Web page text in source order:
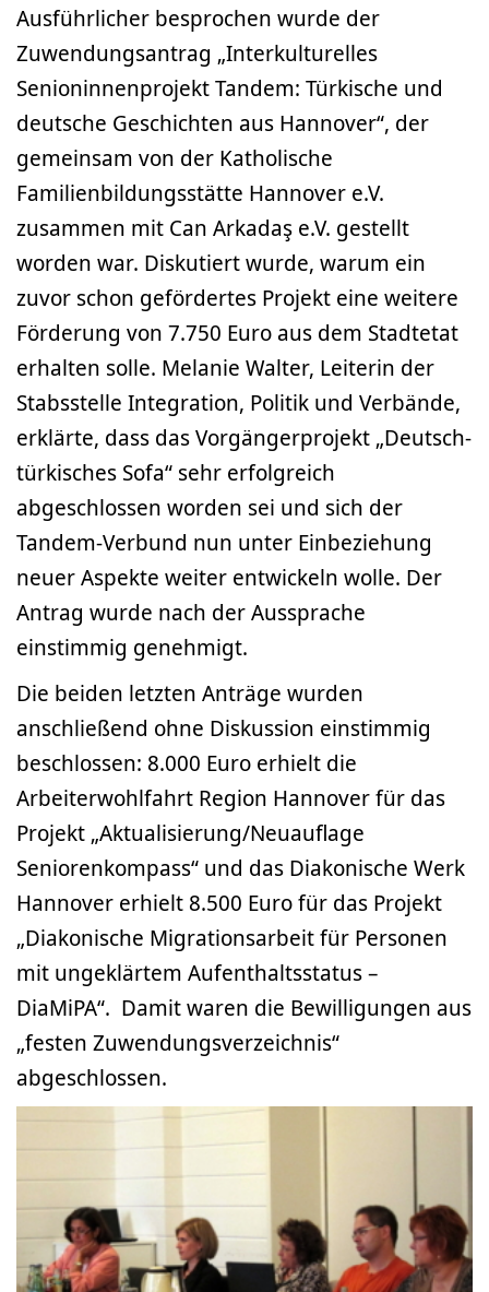
Ausführlicher besprochen wurde der
Zuwendungsantrag „Interkulturelles
Senioninnenprojekt Tandem: Türkische und
deutsche Geschichten aus Hannover“, der
gemeinsam von der Katholische
Familienbildungsstätte Hannover e.V.
zusammen mit Can Arkadaş e.V. gestellt
worden war. Diskutiert wurde, warum ein
zuvor schon gefördertes Projekt eine weitere
Förderung von 7.750 Euro aus dem Stadtetat
erhalten solle. Melanie Walter, Leiterin der
Stabsstelle Integration, Politik und Verbände,
erklärte, dass das Vorgängerprojekt „Deutsch-
türkisches Sofa“ sehr erfolgreich
abgeschlossen worden sei und sich der
Tandem-Verbund nun unter Einbe­ziehung
neuer Aspekte weiter entwickeln wolle. Der
Antrag wurde nach der Aussprache
einstimmig genehmigt.
Die beiden letzten Anträge wurden
anschließend ohne Diskussion einstimmig
beschlossen: 8.000 Euro erhielt die
Arbeiterwohlfahrt Region Hannover für das
Projekt „Aktualisierung/Neuauflage
Seniorenkompass“ und das Diakonische Werk
Hannover erhielt 8.500 Euro für das Projekt
„Diakonische Migrationsarbeit für Personen
mit ungeklärtem Aufenthaltsstatus –
DiaMiPA“. Damit waren die Bewilligungen aus
„festen Zuwendungsverzeichnis“
abgeschlossen.